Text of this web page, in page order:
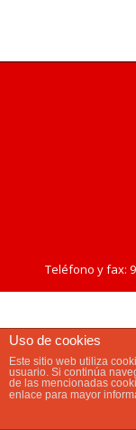
Teléfono y fax:
Uso de cookies
Este sitio web utiliza
usuario. Si continúa
de las mencionadas
enlace para mayor